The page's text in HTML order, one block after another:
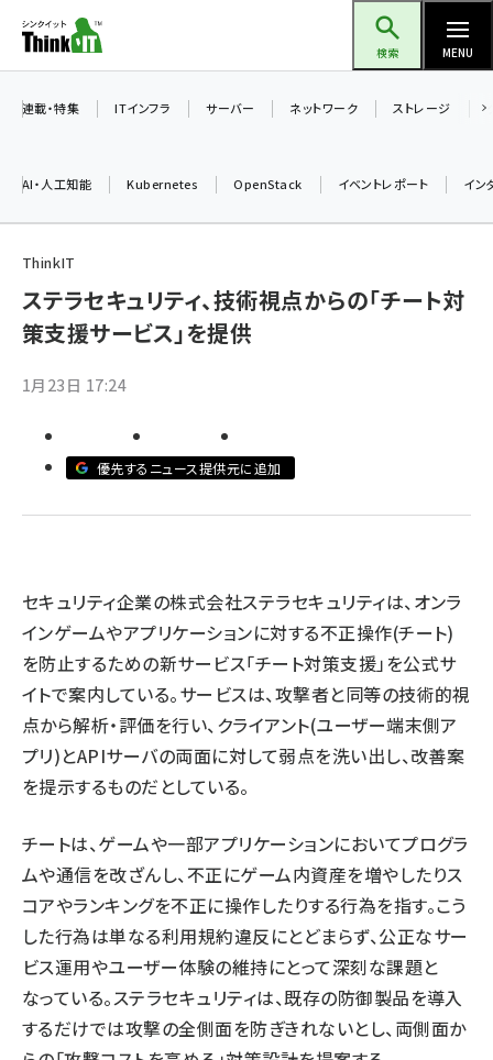
ン
ツ
検索 MENU
加藤銘のチーム貢献～仲間と築いた勝利の絆～ (2315)
iot女子会 (2281)
genai (1484)
連載・特集 ITインフラ サーバー ネットワーク ストレージ
AI・人工知能 Kubernetes OpenStack イベントレポート イン
ThinkIT
ステラセキュリティ、技術視点からの「チート対
策支援サービス」を提供
1月23日 17:24
優先するニュース提供元に追加
セキュリティ企業の株式会社ステラセキュリティは、オンラ
インゲームやアプリケーションに対する不正操作(チート)
を防止するための新サービス「チート対策支援」を公式サ
イトで案内している。サービスは、攻撃者と同等の技術的視
点から解析・評価を行い、クライアント(ユーザー端末側ア
プリ)とAPIサーバの両面に対して弱点を洗い出し、改善案
を提示するものだとしている。
チートは、ゲームや一部アプリケーションにおいてプログラ
ムや通信を改ざんし、不正にゲーム内資産を増やしたりス
コアやランキングを不正に操作したりする行為を指す。こう
した行為は単なる利用規約違反にとどまらず、公正なサー
ビス運用やユーザー体験の維持にとって深刻な課題と
なっている。ステラセキュリティは、既存の防御製品を導入
するだけでは攻撃の全側面を防ぎきれないとし、両側面か